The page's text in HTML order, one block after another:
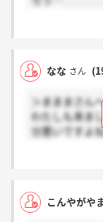
なな さん
＞まままさん
わたしも来ま
分悪いですよ
こんやがや